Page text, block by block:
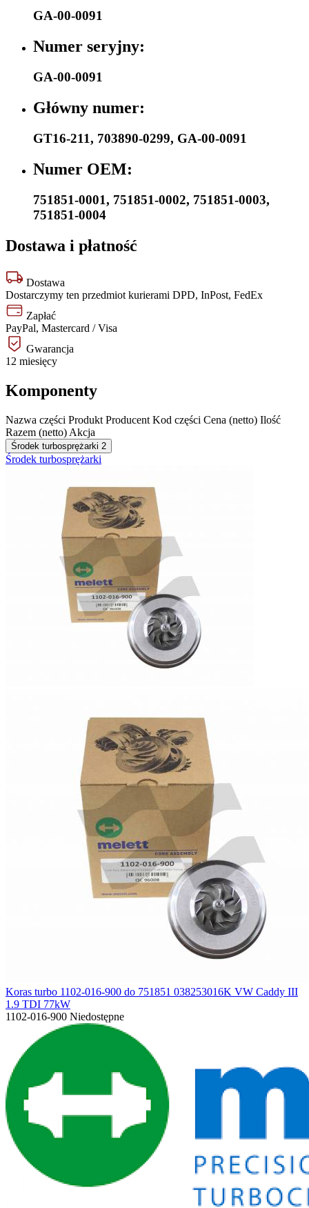
GA-00-0091
Numer seryjny:
GA-00-0091
Główny numer:
GT16-211, 703890-0299, GA-00-0091
Numer OEM:
751851-0001, 751851-0002, 751851-0003,
751851-0004
Dostawa i płatność
Dostawa
Dostarczymy ten przedmiot kurierami DPD, InPost, FedEx
Zapłać
PayPal, Mastercard / Visa
Gwarancja
12 miesięcy
Komponenty
Nazwa części Produkt Producent Kod części Cena (netto) Ilość
Razem (netto) Akcja
Środek turbosprężarki 2
Środek turbosprężarki
Koras turbo 1102-016-900 do 751851 038253016K VW Caddy III
1.9 TDI 77kW
1102-016-900 Niedostępne